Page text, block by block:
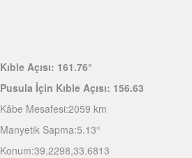
Kıble Açısı: 161.76°
Pusula İçin Kıble Açısı: 156.63
Kâbe Mesafesi:2059 km
Manyetik Sapma:5.13°
Konum:39.2298,33.6813